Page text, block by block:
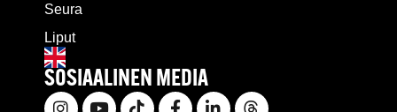
Seura
Liput
SOSIAALINEN MEDIA